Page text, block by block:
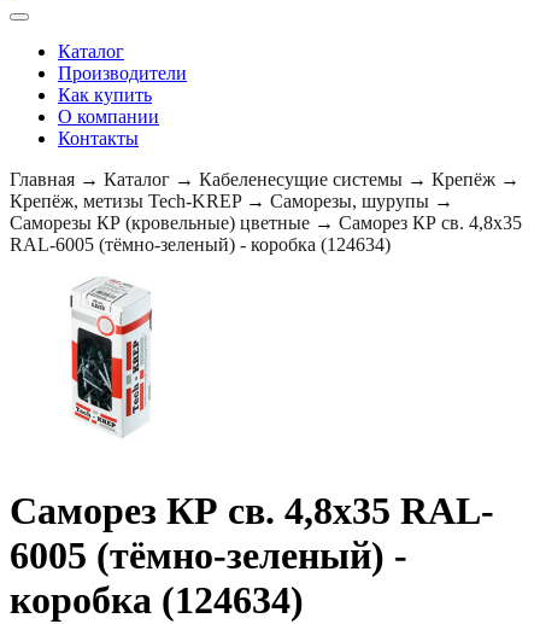
Каталог
Производители
Как купить
О компании
Контакты
Главная → Каталог → Кабеленесущие системы → Крепёж →
Крепёж, метизы Tech-KREP→ Саморезы, шурупы →
Саморезы КР (кровельные) цветные → Саморез КР св. 4,8х35
RAL-6005 (тёмно-зеленый) - коробка (124634)
Саморез КР св. 4,8х35 RAL-
6005 (тёмно-зеленый) -
коробка (124634)